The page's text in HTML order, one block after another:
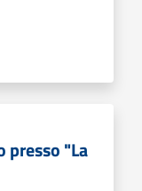
presso "La